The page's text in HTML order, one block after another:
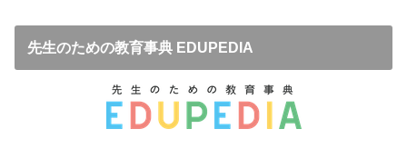
先生のための教育事典 EDUPEDIA